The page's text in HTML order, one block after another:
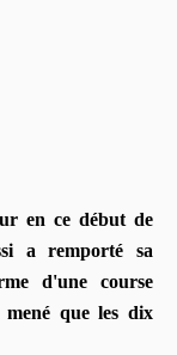
en ce début de
a remporté sa
d'une course
que les dix